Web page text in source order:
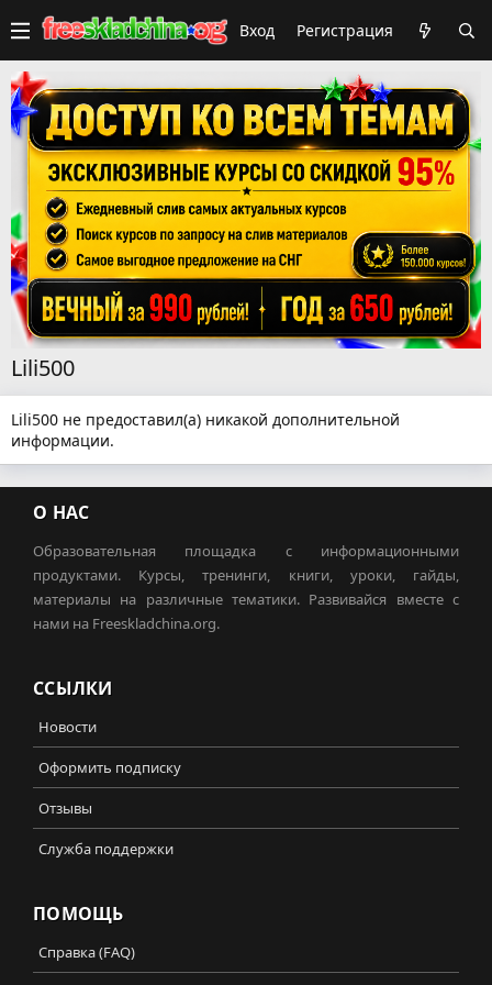
Вход Регистрация
Lili500
Lili500 не предоставил(а) никакой дополнительной
информации.
О НАС
Образовательная площадка с информационными
продуктами. Курсы, тренинги, книги, уроки, гайды,
материалы на различные тематики. Развивайся вместе с
нами на Freeskladchina.org.
ССЫЛКИ
Новости
Оформить подписку
Отзывы
Служба поддержки
ПОМОЩЬ
Справка (FAQ)